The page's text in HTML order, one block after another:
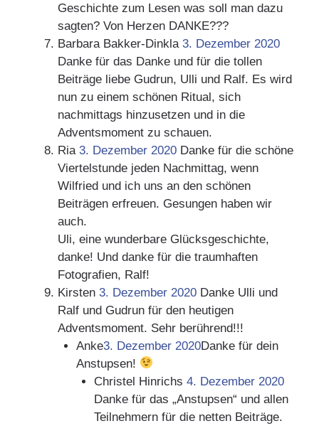
Geschichte zum Lesen was soll man dazu
sagten? Von Herzen DANKE???
Barbara Bakker-Dinkla 3. Dezember 2020
Danke für das Danke und für die tollen
Beiträge liebe Gudrun, Ulli und Ralf. Es wird
nun zu einem schönen Ritual, sich
nachmittags hinzusetzen und in die
Adventsmoment zu schauen.
Ria 3. Dezember 2020 Danke für die schöne
Viertelstunde jeden Nachmittag, wenn
Wilfried und ich uns an den schönen
Beiträgen erfreuen. Gesungen haben wir
auch.
Uli, eine wunderbare Glücksgeschichte,
danke! Und danke für die traumhaften
Fotografien, Ralf!
Kirsten 3. Dezember 2020 Danke Ulli und
Ralf und Gudrun für den heutigen
Adventsmoment. Sehr berührend!!!
Anke3. Dezember 2020Danke für dein
Anstupsen!
Christel Hinrichs 4. Dezember 2020
Danke für das „Anstupsen“ und allen
Teilnehmern für die netten Beiträge.